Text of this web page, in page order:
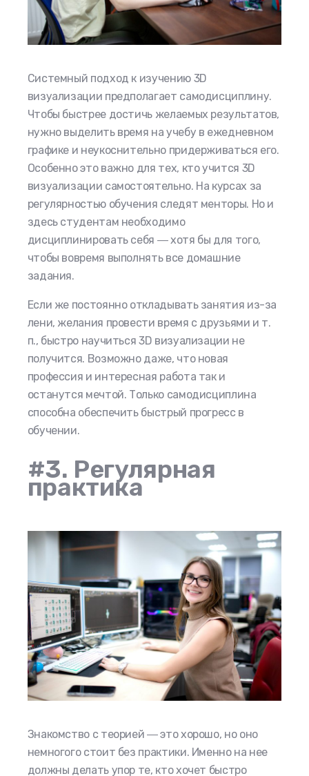
Системный подход к изучению 3D
визуализации предполагает самодисциплину.
Чтобы быстрее достичь желаемых результатов,
нужно выделить время на учебу в ежедневном
графике и неукоснительно придерживаться его.
Особенно это важно для тех, кто учится 3D
визуализации самостоятельно. На курсах за
регулярностью обучения следят менторы. Но и
здесь студентам необходимо
дисциплинировать себя ― хотя бы для того,
чтобы вовремя выполнять все домашние
задания.
Если же постоянно откладывать занятия из-за
лени, желания провести время с друзьями и т.
п., быстро научиться 3D визуализации не
получится. Возможно даже, что новая
профессия и интересная работа так и
останутся мечтой. Только самодисциплина
способна обеспечить быстрый прогресс в
обучении.
#3. Регулярная
практика
Знакомство с теорией ― это хорошо, но оно
немногого стоит без практики. Именно на нее
должны делать упор те, кто хочет быстро